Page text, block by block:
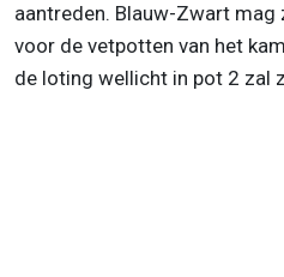
aantreden. Blauw-Zwart mag
voor de vetpotten van het
de loting wellicht in pot 2 zal